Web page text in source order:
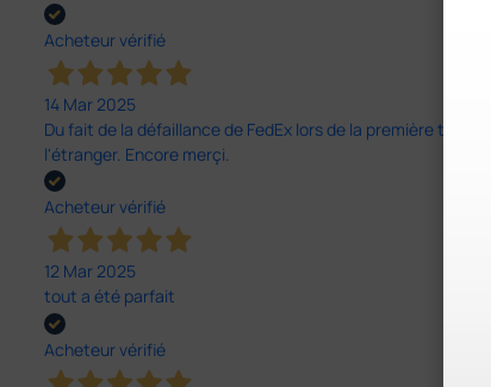
Acheteur vérifié
14 Mar 2025
Du fait de la défaillance de FedEx lors de la première
l'étranger. Encore merçi.
Acheteur vérifié
12 Mar 2025
tout a été parfait
Acheteur vérifié